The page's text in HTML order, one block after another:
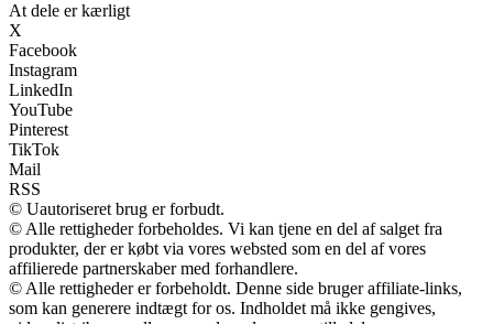
At dele er kærligt
X
Facebook
Instagram
LinkedIn
YouTube
Pinterest
TikTok
Mail
RSS
© Uautoriseret brug er forbudt.
© Alle rettigheder forbeholdes. Vi kan tjene en del af salget fra
produkter, der er købt via vores websted som en del af vores
affilierede partnerskaber med forhandlere.
© Alle rettigheder er forbeholdt. Denne side bruger affiliate-links,
som kan generere indtægt for os. Indholdet må ikke gengives,